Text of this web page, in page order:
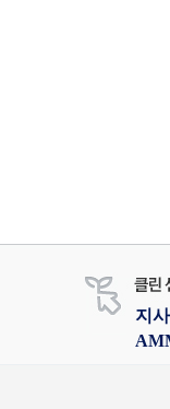
지